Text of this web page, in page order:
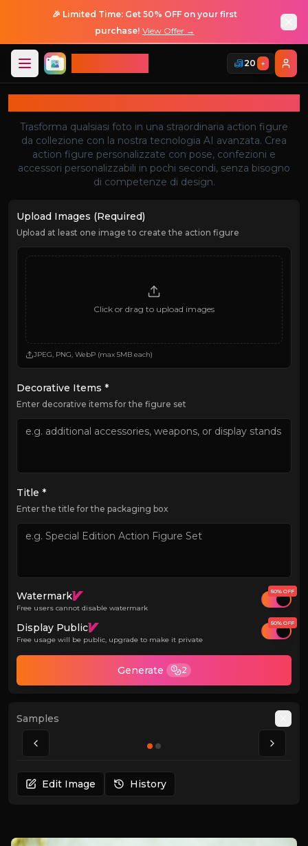
🎉 Limited Time: Get 50% OFF on your first
purchase! View Offer →
20 +
Trasforma qualsiasi foto in una straordinaria action figure
da collezione con la nostra tecnologia AI avanzata. Crea
action figure personalizzate con pose, confezioni e
accessori personalizzabili in pochi secondi, senza bisogno
di competenze di design.
Upload Images (Required)
Upload at least one image to create the action figure
Click or drag to upload images
JPEG, PNG, WebP (max 5MB each)
Decorative Items *
Enter decorative items for the figure set
Title *
Enter the title for the packaging box
Watermark
Free users cannot disable watermark
50% OFF
Display Public
Free usage will be public, upgrade to make it private
50% OFF
Generate 2
Samples
Edit Image History